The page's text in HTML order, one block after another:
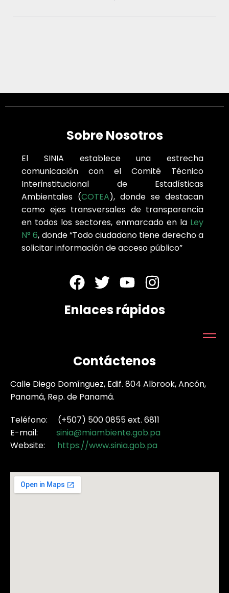
Sobre Nosotros
El SINIA establece una estrecha
comunicación con el Comité Técnico
Interinstitucional de Estadísticas
Ambientales (COTEA), donde se destacan
como ejes transversales de transparencia
en todos los sectores, enmarcado en la Ley
N° 6, donde “Todo ciudadano tiene derecho a
solicitar información de acceso público”
Enlaces rápidos
Contáctenos
Calle Diego Domínguez, Edif. 804 Albrook, Ancón,
Panamá, Rep. de Panamá.
Teléfono: (+507) 500 0855 ext. 6811
E-mail: sinia@miambiente.gob.pa
Website: https://www.sinia.gob.pa